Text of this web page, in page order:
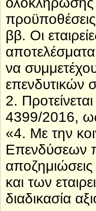
ββ. Οι
να
επενδυτικών
2.
4399/2016,
«4. Με την
Επενδύσεων
και των
διαδικασία